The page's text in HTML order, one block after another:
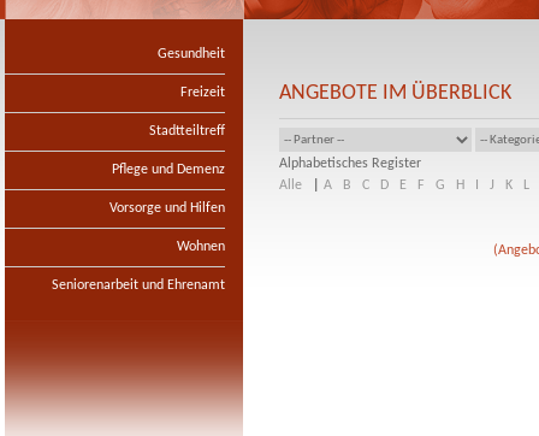
Gesundheit
Freizeit
Stadtteiltreff
Pflege und Demenz
Vorsorge und Hilfen
Wohnen
Seniorenarbeit und Ehrenamt
ANGEBOTE IM ÜBERBLICK
Alphabetisches Register
Alle
A B C D E F G H J K L